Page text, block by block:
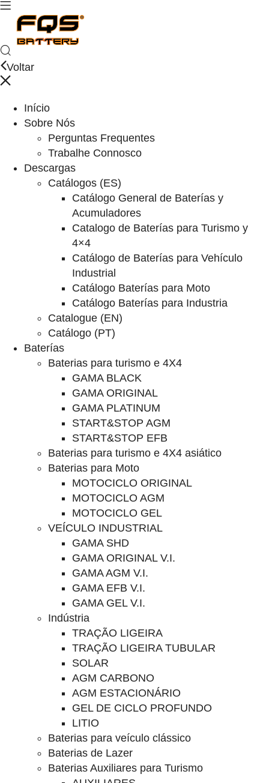
Voltar
Início
Sobre Nós
Perguntas Frequentes
Trabalhe Connosco
Descargas
Catálogos (ES)
Catálogo General de Baterías y
Acumuladores
Catalogo de Baterías para Turismo y
4×4
Catálogo de Baterías para Vehículo
Industrial
Catálogo Baterías para Moto
Catálogo Baterías para Industria
Catalogue (EN)
Catálogo (PT)
Baterías
Baterias para turismo e 4X4
GAMA BLACK
GAMA ORIGINAL
GAMA PLATINUM
START&STOP AGM
START&STOP EFB
Baterias para turismo e 4X4 asiático
Baterias para Moto
MOTOCICLO ORIGINAL
MOTOCICLO AGM
MOTOCICLO GEL
VEÍCULO INDUSTRIAL
GAMA SHD
GAMA ORIGINAL V.I.
GAMA AGM V.I.
GAMA EFB V.I.
GAMA GEL V.I.
Indústria
TRAÇÃO LIGEIRA
TRAÇÃO LIGEIRA TUBULAR
SOLAR
AGM CARBONO
AGM ESTACIONÁRIO
GEL DE CICLO PROFUNDO
LITIO
Baterias para veículo clássico
Baterias de Lazer
Baterias Auxiliares para Turismo